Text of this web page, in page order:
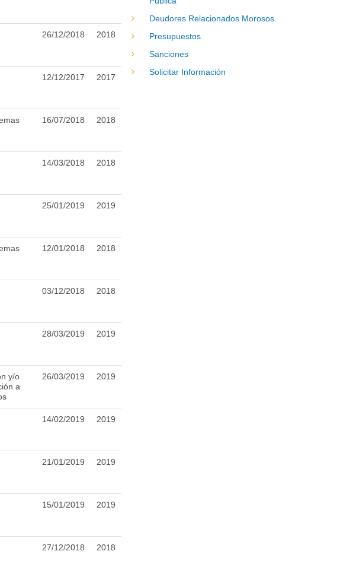
26/12/2018 2018
12/12/2017 2017
16/07/2018 2018
14/03/2018 2018
25/01/2019 2019
12/01/2018 2018
03/12/2018 2018
28/03/2019 2019
y/o
a
26/03/2019 2019
14/02/2019 2019
21/01/2019 2019
15/01/2019 2019
27/12/2018 2018
Deudores Relacionados Morosos
Presupuestos
Sanciones
Solicitar Información